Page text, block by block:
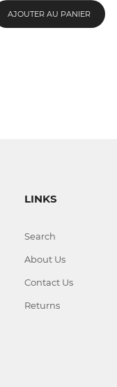
AJOUTER AU PANIER
LINKS
Search
About Us
Contact Us
Returns